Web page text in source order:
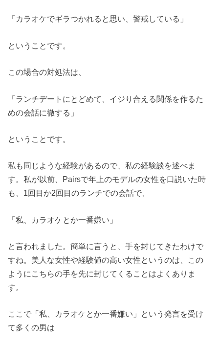
「カラオケでギラつかれると思い、警戒している」
ということです。
この場合の対処法は、
「ランチデートにとどめて、イジり合える関係を作るた
めの会話に徹する」
ということです。
私も同じような経験があるので、私の経験談を述べま
す。私が以前、Pairsで年上のモデルの女性を口説いた時
も、1回目か2回目のランチでの会話で、
「私、カラオケとか一番嫌い」
と言われました。簡単に言うと、手を封じてきたわけで
すね。美人な女性や経験値の高い女性というのは、この
ようにこちらの手を先に封じてくることはよくありま
す。
ここで「私、カラオケとか一番嫌い」という発言を受け
て多くの男は